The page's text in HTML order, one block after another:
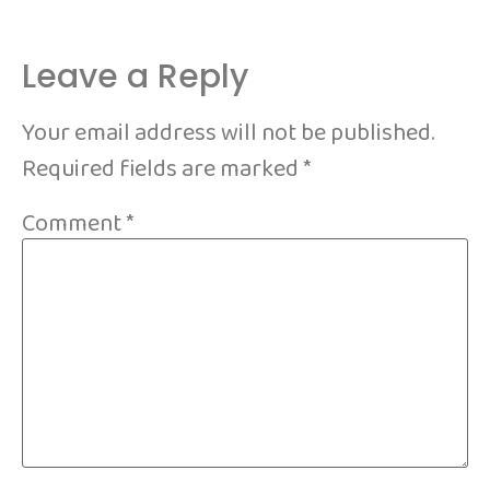
Leave a Reply
Your email address will not be published.
Required fields are marked*
Comment*